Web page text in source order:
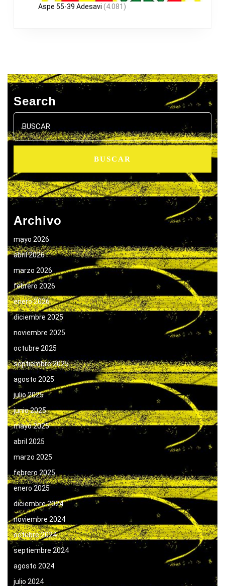
Aspe 55-39 Adesavi (4.081)
Search
Buscar:
Archivo
mayo 2026
abril 2026
marzo 2026
febrero 2026
enero 2026
diciembre 2025
noviembre 2025
octubre 2025
septiembre 2025
agosto 2025
julio 2025
junio 2025
mayo 2025
abril 2025
marzo 2025
febrero 2025
enero 2025
diciembre 2024
noviembre 2024
octubre 2024
septiembre 2024
agosto 2024
julio 2024